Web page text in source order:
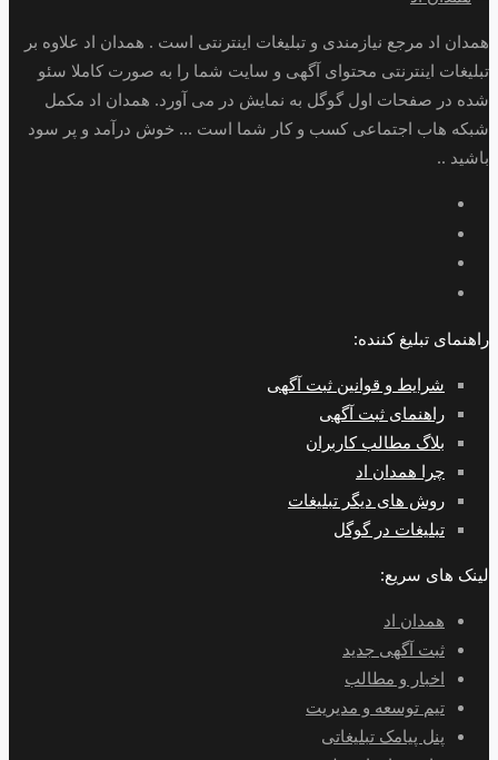
همدان اد مرجع نیازمندی و تبلیغات اینترنتی است . همدان اد علاوه بر
تبلیغات اینترنتی محتوای آگهی و سایت شما را به صورت کاملا سئو
شده در صفحات اول گوگل به نمایش در می آورد. همدان اد مکمل
شبکه هاب اجتماعی کسب و کار شما است ... خوش درآمد و پر سود
باشید ..
راهنمای تبلیغ کننده:
شرایط و قوانین ثبت آگهی
راهنمای ثبت آگهی
بلاگ مطالب کاربران
چرا همدان اد
روش های دیگر تبلیغات
تبلیغات در گوگل
لینک های سریع:
همدان اد
ثبت آگهی جدید
اخبار و مطالب
تیم توسعه و مدیریت
پنل پیامک تبلیغاتی